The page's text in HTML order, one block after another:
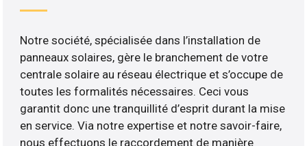
Notre société, spécialisée dans l’installation de
panneaux solaires, gère le branchement de votre
centrale solaire au réseau électrique et s’occupe de
toutes les formalités nécessaires. Ceci vous
garantit donc une tranquillité d’esprit durant la mise
en service. Via notre expertise et notre savoir-faire,
nous effectuons le raccordement de manière